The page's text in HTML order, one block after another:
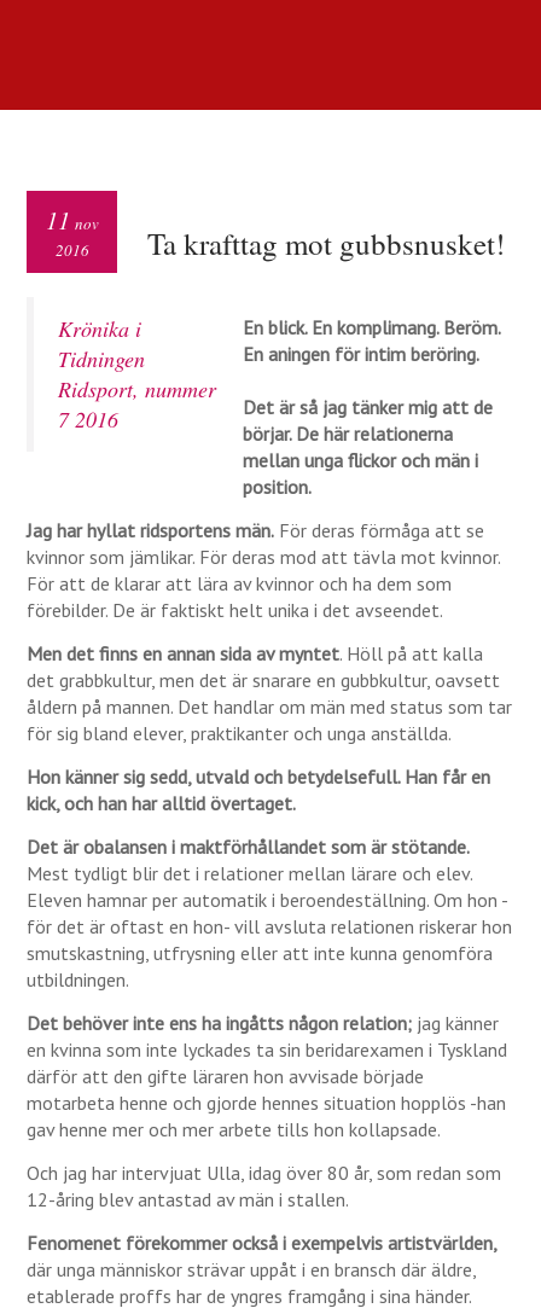
Ta krafttag mot gubbsnusket!
11 nov
2016
Krönika i
Tidningen
Ridsport, nummer
7 2016
En blick. En komplimang. Beröm.
En aningen för intim beröring.
Det är så jag tänker mig att de
börjar. De här relationerna
mellan unga flickor och män i
position.
Jag har hyllat ridsportens män. För deras förmåga att se
kvinnor som jämlikar. För deras mod att tävla mot kvinnor.
För att de klarar att lära av kvinnor och ha dem som
förebilder. De är faktiskt helt unika i det avseendet.
Men det finns en annan sida av myntet. Höll på att kalla
det grabbkultur, men det är snarare en gubbkultur, oavsett
åldern på mannen. Det handlar om män med status som tar
för sig bland elever, praktikanter och unga anställda.
Hon känner sig sedd, utvald och betydelsefull. Han får en
kick, och han har alltid övertaget.
Det är obalansen i maktförhållandet som är stötande.
Mest tydligt blir det i relationer mellan lärare och elev.
Eleven hamnar per automatik i beroendeställning. Om hon -
för det är oftast en hon- vill avsluta relationen riskerar hon
smutskastning, utfrysning eller att inte kunna genomföra
utbildningen.
Det behöver inte ens ha ingåtts någon relation; jag känner
en kvinna som inte lyckades ta sin beridarexamen i Tyskland
därför att den gifte läraren hon avvisade började
motarbeta henne och gjorde hennes situation hopplös -han
gav henne mer och mer arbete tills hon kollapsade.
Och jag har intervjuat Ulla, idag över 80 år, som redan som
12-åring blev antastad av män i stallen.
Fenomenet förekommer också i exempelvis artistvärlden,
där unga människor strävar uppåt i en bransch där äldre,
etablerade proffs har de yngres framgång i sina händer.